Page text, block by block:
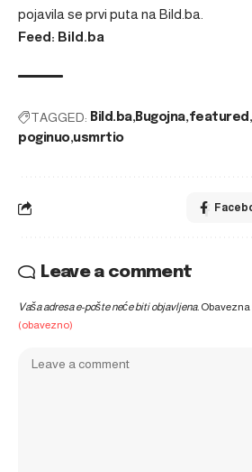
pojavila se prvi puta na Bild.ba
Feed: Bild.ba
TAGGED: Bild.ba Bugojna featured
poginuo usmrtio
Leave a comment
Vaša adresa e-pošte neće biti objavljena.
(obavezno)